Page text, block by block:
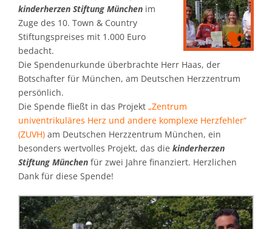
kinderherzen Stiftung München im
Zuge des 10. Town & Country
Stiftungspreises mit 1.000 Euro
bedacht.
Die Spendenurkunde überbrachte Herr Haas, der
Botschafter für München, am Deutschen Herzzentrum
persönlich.
Die Spende fließt in das Projekt „Zentrum
univentrikuläres Herz und andere komplexe Herzfehler“
(ZUVH) am Deutschen Herzzentrum München, ein
besonders wertvolles Projekt, das die kinderherzen
Stiftung München für zwei Jahre finanziert. Herzlichen
Dank für diese Spende!